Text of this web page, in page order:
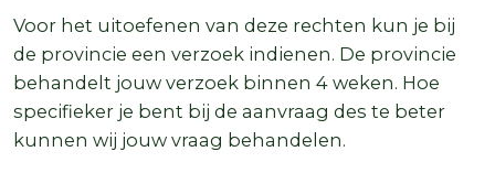
Voor het uitoefenen van deze rechten kun je bij
de provincie een verzoek indienen. De provincie
behandelt jouw verzoek binnen 4 weken. Hoe
specifieker je bent bij de aanvraag des te beter
kunnen wij jouw vraag behandelen.